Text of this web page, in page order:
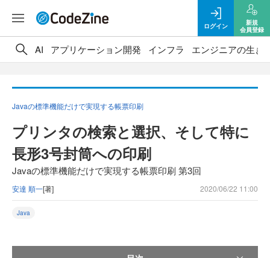
ログイン
新規
会員登録
AI アプリケーション開発 インフラ エンジニアの生き
Javaの標準機能だけで実現する帳票印刷
プリンタの検索と選択、そして特に
長形3号封筒への印刷
Javaの標準機能だけで実現する帳票印刷 第3回
安達 順一[著] 2020/06/22 11:00
Java